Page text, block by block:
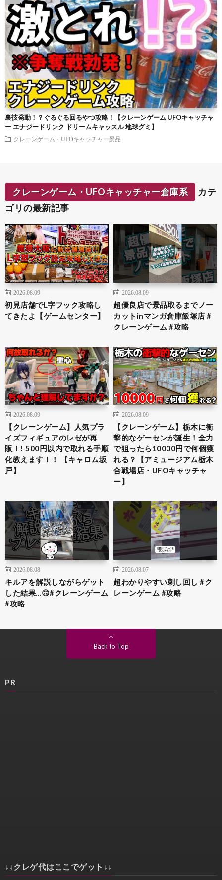
裏技発動！？ぐるぐる回るやつ攻略！【クレーンゲーム UFOキャッチャ
ー エナジードリンク ドリームキャッスル 地球グミ】
クレーンゲーム・UFOキャッチャー景品
クレーンゲーム・UFOキャッチャー倉庫系
カテ
ゴリの最新記事
2026.08.09
初見店舗でL字フック攻略し
てきたよ【ゲームセンター】
2026.08.09
超優良店で景品取るまでノー
カットinマンガ倉庫飯塚店 #
クレーンゲーム #攻略
2026.08.09
【クレーンゲーム】人気プラ
イズフィギュアのレゼが再
販！! 500円以内で取れる手順
化教えます！！ 【キャロム坂
戸】
2026.08.09
【クレーンゲーム】栃木に衝
撃的なゲーセンが誕生！全力
で狙ったら10000円で何個獲
れる？【アミュージアム栃木
合戦場店・UFOキャッチャ
ー】
2026.08.08
キルアを解説しながらゲット
した結果…🙃#クレーンゲーム
#攻略
2026.08.07
超わかりやすい刺し回し #ク
レーンゲーム #攻略
Back to Top
PR
↓↓クレゲ代はここでゲット↓↓